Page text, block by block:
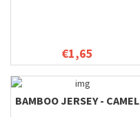
€1,65
BAMBOO JERSEY - CAMEL